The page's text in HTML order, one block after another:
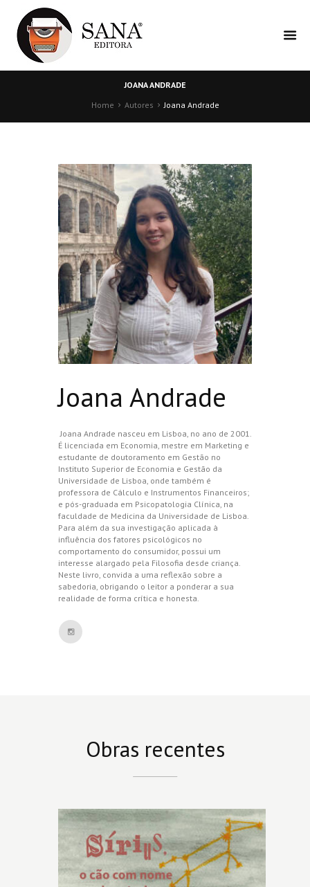
JOANA ANDRADE
Home
Autores Joana Andrade
Joana Andrade
Joana Andrade nasceu em Lisboa, no ano de 2001.
É licenciada em Economia, mestre em Marketing e
estudante de doutoramento em Gestão no
Instituto Superior de Economia e Gestão da
Universidade de Lisboa, onde também é
professora de Cálculo e Instrumentos Financeiros;
e pós-graduada em Psicopatologia Clínica, na
faculdade de Medicina da Universidade de Lisboa.
Para além da sua investigação aplicada à
influência dos fatores psicológicos no
comportamento do consumidor, possui um
interesse alargado pela Filosofia desde criança.
Neste livro, convida a uma reflexão sobre a
sabedoria, obrigando o leitor a ponderar a sua
realidade de forma crítica e honesta.
Obras recentes